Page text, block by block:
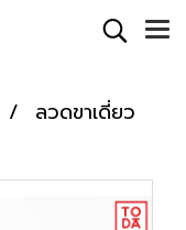
ลวดขาเดี่ยว